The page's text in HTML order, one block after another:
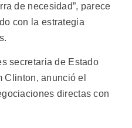
de necesidad”, parece
con la estrategia
secretaria de Estado
Clinton, anunció el
directas con